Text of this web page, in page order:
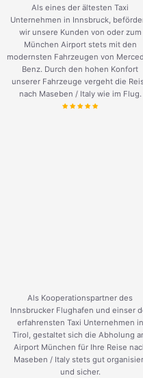
Als eines der ältesten Taxi
Unternehmen in Innsbruck,
wir unsere Kunden von oder zum
München Airport stets mit den
modernsten Fahrzeugen von
Benz. Durch den hohen Konfort
unserer Fahrzeuge vergeht die
nach Maseben / Italy wie im Flug.
Als Kooperationspartner des
Innsbrucker Flughafen und einser
erfahrensten Taxi Unternehmen in
Tirol, gestaltet sich die Abholung
Airport München für Ihre Reise
Maseben / Italy stets gut
und sicher.